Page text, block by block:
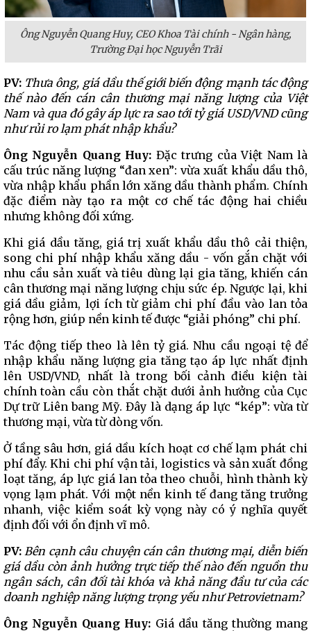
Ông Nguyễn Quang Huy, CEO Khoa Tài chính - Ngân hàng,
Trường Đại học Nguyễn Trãi
PV: Thưa ông, giá dầu thế giới biến động mạnh tác động
thế nào đến cán cân thương mại năng lượng của Việt
Nam và qua đó gây áp lực ra sao tới tỷ giá USD/VND cũng
như rủi ro lạm phát nhập khẩu?
Ông Nguyễn Quang Huy: Đặc trưng của Việt Nam là
cấu trúc năng lượng “đan xen”: vừa xuất khẩu dầu thô,
vừa nhập khẩu phần lớn xăng dầu thành phẩm. Chính
đặc điểm này tạo ra một cơ chế tác động hai chiều
nhưng không đối xứng.
Khi giá dầu tăng, giá trị xuất khẩu dầu thô cải thiện,
song chi phí nhập khẩu xăng dầu - vốn gắn chặt với
nhu cầu sản xuất và tiêu dùng lại gia tăng, khiến cán
cân thương mại năng lượng chịu sức ép. Ngược lại, khi
giá dầu giảm, lợi ích từ giảm chi phí đầu vào lan tỏa
rộng hơn, giúp nền kinh tế được “giải phóng” chi phí.
Tác động tiếp theo là lên tỷ giá. Nhu cầu ngoại tệ để
nhập khẩu năng lượng gia tăng tạo áp lực nhất định
lên USD/VND, nhất là trong bối cảnh điều kiện tài
chính toàn cầu còn thắt chặt dưới ảnh hưởng của Cục
Dự trữ Liên bang Mỹ. Đây là dạng áp lực “kép”: vừa từ
thương mại, vừa từ dòng vốn.
Ở tầng sâu hơn, giá dầu kích hoạt cơ chế lạm phát chi
phí đẩy. Khi chi phí vận tải, logistics và sản xuất đồng
loạt tăng, áp lực giá lan tỏa theo chuỗi, hình thành kỳ
vọng lạm phát. Với một nền kinh tế đang tăng trưởng
nhanh, việc kiểm soát kỳ vọng này có ý nghĩa quyết
định đối với ổn định vĩ mô.
PV:Bên cạnh câu chuyện cán cân thương mại, diễn biến
giá dầu còn ảnh hưởng trực tiếp thế nào đến nguồn thu
ngân sách, cân đối tài khóa và khả năng đầu tư của các
doanh nghiệp năng lượng trọng yếu như Petrovietnam?
Ông Nguyễn Quang Huy: Giá dầu tăng thường mang